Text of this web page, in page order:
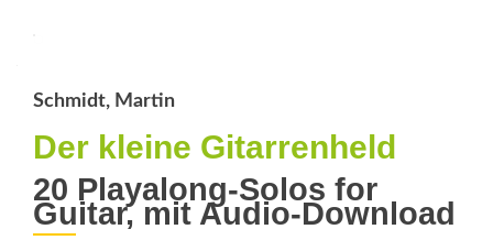
Schmidt, Martin
Der kleine Gitarrenheld
20 Playalong-Solos for
Guitar, mit Audio-Download